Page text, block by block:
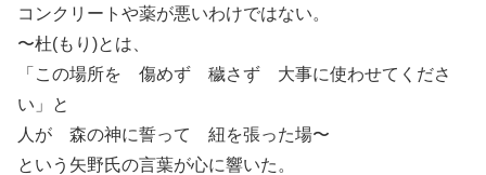
コンクリートや薬が悪いわけではない。
〜杜(もり)とは、
「この場所を 傷めず 穢さず 大事に使わせてくださ
い」と
人が 森の神に誓って 紐を張った場〜
という矢野氏の言葉が心に響いた。